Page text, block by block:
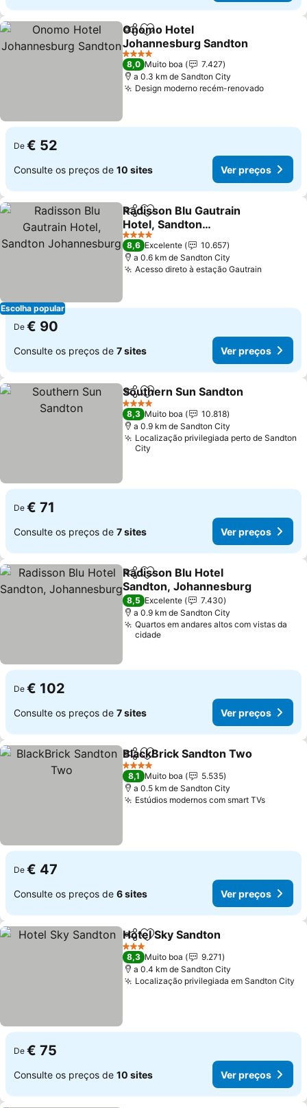
PartilharAdicionar aos favoritos
Onomo Hotel
Johannesburg Sandton
4 Estrelas
8,0 Muito boa
7.427
a 0.3 km de Sandton City
Design moderno recém-renovado
De € 52
Consulte os preços de 10 sites Ver preços
Escolha popular
PartilharAdicionar aos favoritos
Radisson Blu Gautrain
Hotel, Sandton
Johannesburg
4 Estrelas
8,6 Excelente
10.657
a 0.6 km de Sandton City
Acesso direto à estação Gautrain
De € 90
Consulte os preços de 7 sites Ver preços
PartilharAdicionar aos favoritos
Southern Sun Sandton
4 Estrelas
8,3 Muito boa
10.818
a 0.9 km de Sandton City
Localização privilegiada perto de Sandton
City
De € 71
Consulte os preços de 7 sites Ver preços
PartilharAdicionar aos favoritos
Radisson Blu Hotel
Sandton, Johannesburg
8,5 Excelente
7.430
a 0.9 km de Sandton City
Quartos em andares altos com vistas da
cidade
De € 102
Consulte os preços de 7 sites Ver preços
PartilharAdicionar aos favoritos
BlackBrick Sandton Two
4 Estrelas
8,1 Muito boa
5.535
a 0.5 km de Sandton City
Estúdios modernos com smart TVs
De € 47
Consulte os preços de 6 sites Ver preços
PartilharAdicionar aos favoritos
Hotel Sky Sandton
3 Estrelas
8,3 Muito boa
9.271
a 0.4 km de Sandton City
Localização privilegiada em Sandton City
De € 75
Consulte os preços de 10 sites Ver preços